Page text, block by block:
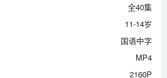
全40集
11-14岁
国语中字
MP4
2160P